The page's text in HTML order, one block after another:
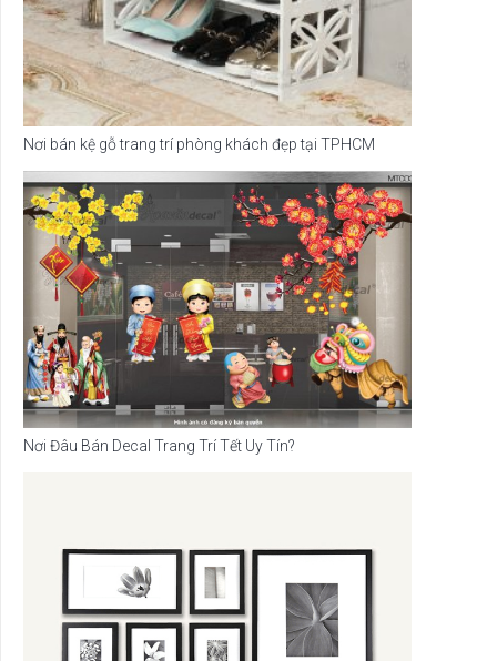
Nơi bán kệ gỗ trang trí phòng khách đẹp tại TPHCM
Nơi Đâu Bán Decal Trang Trí Tết Uy Tín?